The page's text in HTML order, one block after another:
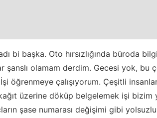
bi başka. Oto hırsızlığında büroda
şanslı olamam derdim. Gecesi yok, bu
öğrenmeye çalışıyorum. Çeşitli
üzerine döküp belgelemek işi bizim
şase numarası değişimi gibi